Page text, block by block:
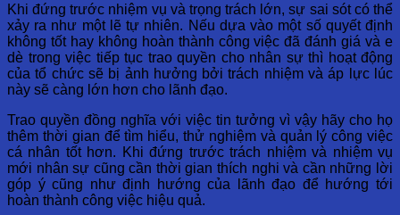
Khi đứng trước nhiệm vụ và trọng trách lớn, sự sai sót có thể
xảy ra như một lẽ tự nhiên. Nếu dựa vào một số quyết định
không tốt hay không hoàn thành công việc đã đánh giá và e
dè trong việc tiếp tục trao quyền cho nhân sự thì hoạt động
của tổ chức sẽ bị ảnh hưởng bởi trách nhiệm và áp lực lúc
này sẽ càng lớn hơn cho lãnh đạo.
Trao quyền đồng nghĩa với việc tin tưởng vì vậy hãy cho họ
thêm thời gian để tìm hiểu, thử nghiệm và quản lý công việc
cá nhân tốt hơn. Khi đứng trước trách nhiệm và nhiệm vụ
mới nhân sự cũng cần thời gian thích nghi và cần những lời
góp ý cũng như định hướng của lãnh đạo để hướng tới
hoàn thành công việc hiệu quả.